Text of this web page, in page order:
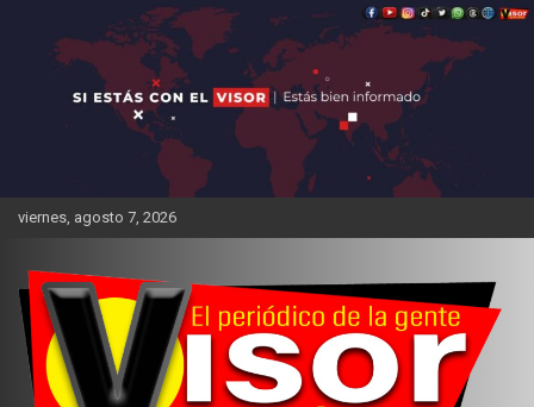
contenido
viernes, agosto 7, 2026